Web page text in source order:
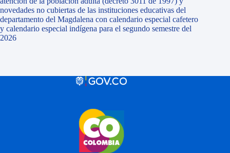
novedades no cubiertas de las instituciones educativas del
departamento del Magdalena con calendario especial cafetero
y calendario especial indígena para el segundo semestre del
2026